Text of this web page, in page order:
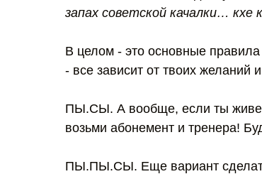
запах советской качалки… кхе
В целом - это основные
- все зависит от твоих желаний
ПЫ.СЫ. А вообще, если ты
возьми абонемент и тренера!
ПЫ.ПЫ.СЫ. Еще вариант сделать